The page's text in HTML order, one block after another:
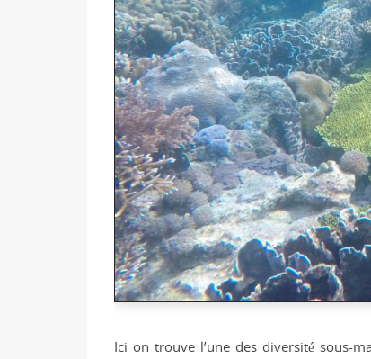
Ici on trouve l’une des diversité sous-